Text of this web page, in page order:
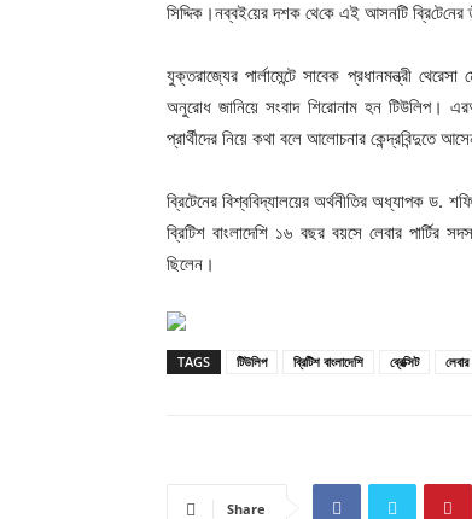
সিদ্দিক।নব্বই‌য়ের দশক থে‌কে এই আসন‌টি ব্রি‌টে‌নের
যুক্তরাজ্যের পার্লামেন্টে সাবেক প্রধানমন্ত্রী
অনুরোধ জানিয়ে সংবাদ শিরোনাম হন টিউলিপ।
প্রার্থীদের নিয়ে কথা বলে আলোচনার কেন্দ্রবিন্দুতে
ব্রিটেনের বিশ্ববিদ্যালয়ের অর্থনীতির অধ্যাপক ড.
ব্রিটিশ বাংলাদেশি ১৬ বছর বয়সে লেবার পার্টির
ছিলেন।
TAGS টিউলিপ ব্রিটিশ বাংলাদেশি ব্রেক্সিট লেবার
Share